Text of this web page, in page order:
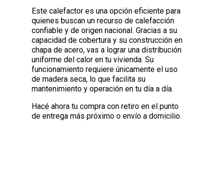
Este calefactor es una opción eficiente para
quienes buscan un recurso de calefacción
confiable y de origen nacional. Gracias a su
capacidad de cobertura y su construcción en
chapa de acero, vas a lograr una distribución
uniforme del calor en tu vivienda. Su
funcionamiento requiere únicamente el uso
de madera seca, lo que facilita su
mantenimiento y operación en tu día a día.
Hacé ahora tu compra con retiro en el punto
de entrega más próximo o envío a domicilio.